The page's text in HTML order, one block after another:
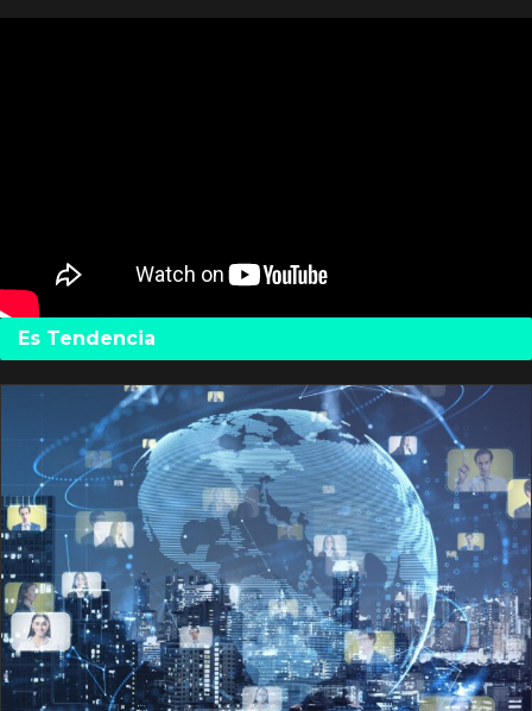
Es Tendencia